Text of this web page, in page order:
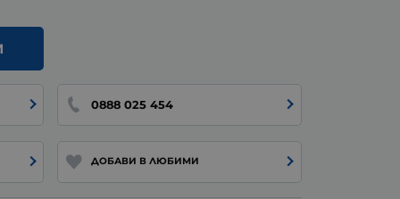
0888 025 454
ДОБАВИ В ЛЮБИМИ